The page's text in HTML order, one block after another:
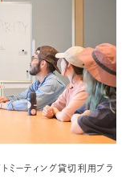
ミーティング貸切利用プラ